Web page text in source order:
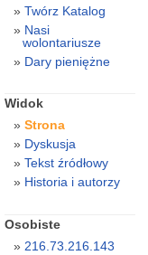
Twórz Katalog
Nasi
wolontariusze
Dary pieniężne
Widok
Strona
Dyskusja
Tekst źródłowy
Historia i autorzy
Osobiste
216.73.216.143